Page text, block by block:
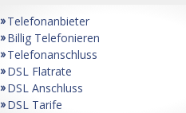
Telefonanbieter
Billig Telefonieren
Telefonanschluss
DSL Flatrate
DSL Anschluss
DSL Tarife